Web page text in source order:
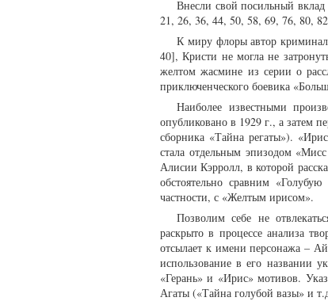
Внесли свой посильный
21, 26, 36, 44, 50, 58, 69, 76, 80,
К миру флоры автор
40], Кристи не могла не
желтом жасмине из серии о
приключенческого боевика
Наиболее известными
опубликовано в 1929 г., а затем
сборника «Тайна регаты»).
стала отдельным эпизодом
Алисии Кэрролл, в которой
обстоятельно сравним
частности, с «Желтым ирисом».
Позволим себе не
раскрыто в процессе анализа
отсылает к имени персонажа –
использование в его названии
«Герань» и «Ирис» мотивов.
Агаты («Тайна голубой вазы» и